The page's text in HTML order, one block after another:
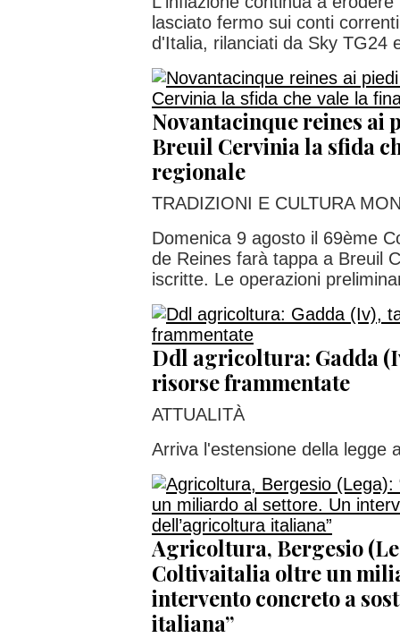
lasciato fermo sui conti
d'Italia, rilanciati da Sky TG24
Novantacinque reines ai
Breuil Cervinia la sfida
regionale
TRADIZIONI E CULTURA
Domenica 9 agosto il 69ème
de Reines farà tappa a Breuil
iscritte. Le operazioni
Ddl agricoltura: Gadda
risorse frammentate
ATTUALITÀ
Arriva l'estensione della legge
Agricoltura, Bergesio
Coltivaitalia oltre un
intervento concreto a
italiana”